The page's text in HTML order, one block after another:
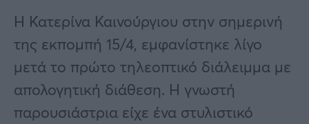
Υγεία
Γυναίκα
Καιρός
Η Κατερίνα Καινούργιου στην σημερινή
της εκπομπή 15/4, εμφανίστηκε λίγο
μετά το πρώτο τηλεοπτικό διάλειμμα με
απολογητική διάθεση. Η γνωστή
παρουσιάστρια είχε ένα στυλιστικό